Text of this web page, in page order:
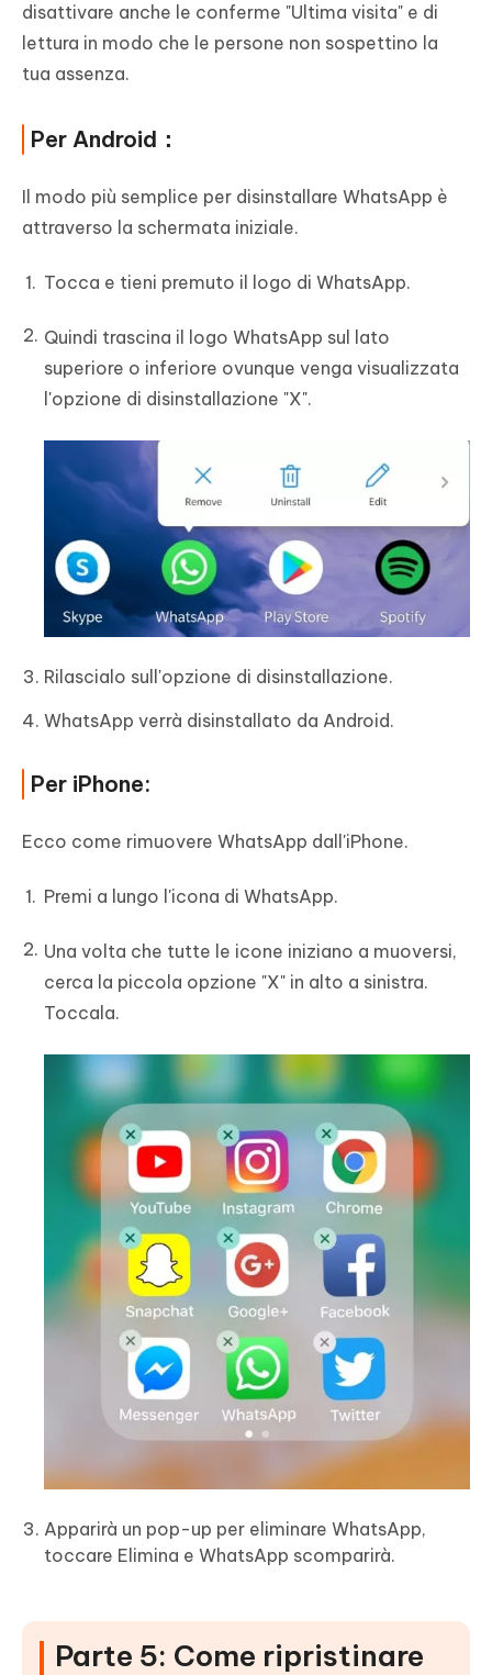
disattivare anche le conferme "Ultima visita" e di
lettura in modo che le persone non sospettino la
tua assenza.
Per Android：
Il modo più semplice per disinstallare WhatsApp è
attraverso la schermata iniziale.
Tocca e tieni premuto il logo di WhatsApp.
Quindi trascina il logo WhatsApp sul lato
superiore o inferiore ovunque venga visualizzata
l'opzione di disinstallazione "X".
Rilascialo sull'opzione di disinstallazione.
WhatsApp verrà disinstallato da Android.
Per iPhone:
Ecco come rimuovere WhatsApp dall'iPhone.
Premi a lungo l'icona di WhatsApp.
Una volta che tutte le icone iniziano a muoversi,
cerca la piccola opzione "X" in alto a sinistra.
Toccala.
Apparirà un pop-up per eliminare WhatsApp,
toccare Elimina e WhatsApp scomparirà.
Parte 5: Come ripristinare